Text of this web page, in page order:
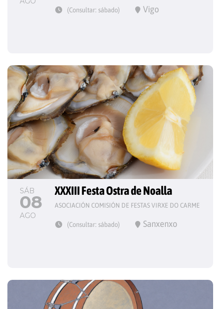
(Consultar: sábado) Vigo
SÁB
08
AGO
XXXIII Festa Ostra de Noalla
ASOCIACIÓN COMISIÓN DE FESTAS VIRXE DO CARME
(Consultar: sábado) Sanxenxo